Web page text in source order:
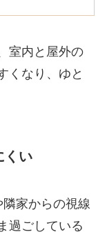
室内と屋外の
くなり、ゆと
くい
家からの視線
過ごしている